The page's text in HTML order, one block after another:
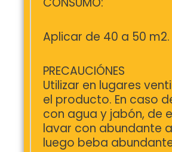
Aplicar de 40 a 50
PRECAUCIÓNES
Utilizar en lugares
el producto. En caso
con agua y jabón, de
lavar con abundante
luego beba